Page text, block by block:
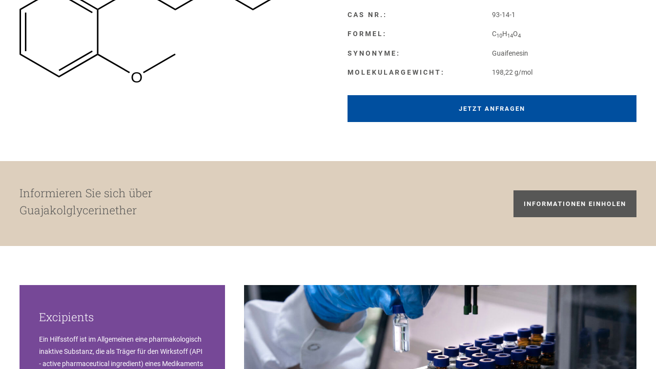
O
CAS NR.: 93-14-1
FORMEL: C10H14O4
SYNONYME: Guaifenesin
MOLEKULARGEWICHT: 198,22 g/mol
JETZT ANFRAGEN
Informieren Sie sich über
Guajakolglycerinether
INFORMATIONEN EINHOLEN
Excipients
Ein Hilfsstoff ist im Allgemeinen eine pharmakologisch
inaktive Substanz, die als Träger für den Wirkstoff (API
- active pharmaceutical ingredient) eines Medikaments